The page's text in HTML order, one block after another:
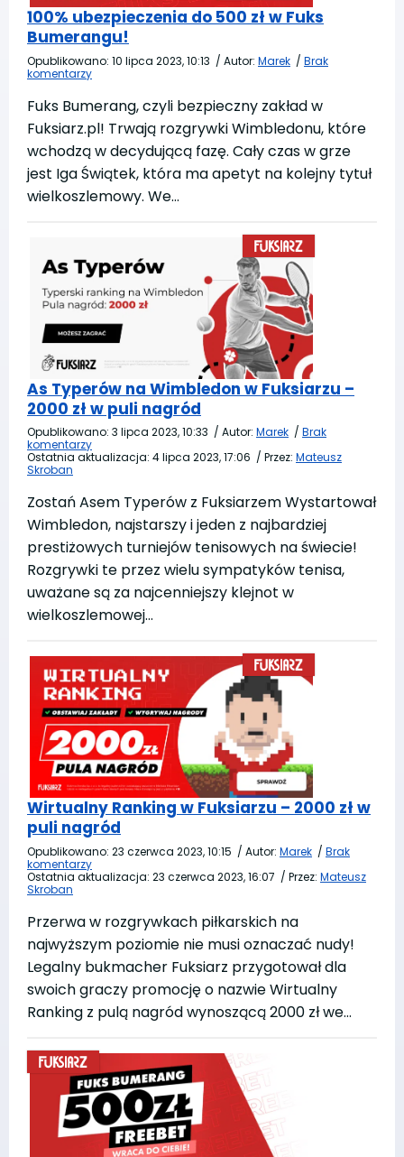
100% ubezpieczenia do 500 zł w Fuks
Bumerangu!
Opublikowano: 10 lipca 2023, 10:13 / Autor: Marek / Brak
komentarzy
Fuks Bumerang, czyli bezpieczny zakład w
Fuksiarz.pl! Trwają rozgrywki Wimbledonu, które
wchodzą w decydującą fazę. Cały czas w grze
jest Iga Świątek, która ma apetyt na kolejny tytuł
wielkoszlemowy. We…
As Typerów na Wimbledon w Fuksiarzu –
2000 zł w puli nagród
Opublikowano: 3 lipca 2023, 10:33 / Autor: Marek / Brak
komentarzy
Ostatnia aktualizacja: 4 lipca 2023, 17:06 / Przez: Mateusz
Skroban
Zostań Asem Typerów z Fuksiarzem Wystartował
Wimbledon, najstarszy i jeden z najbardziej
prestiżowych turniejów tenisowych na świecie!
Rozgrywki te przez wielu sympatyków tenisa,
uważane są za najcenniejszy klejnot w
wielkoszlemowej…
Wirtualny Ranking w Fuksiarzu – 2000 zł w
puli nagród
Opublikowano: 23 czerwca 2023, 10:15 / Autor: Marek / Brak
komentarzy
Ostatnia aktualizacja: 23 czerwca 2023, 16:07 / Przez: Mateusz
Skroban
Przerwa w rozgrywkach piłkarskich na
najwyższym poziomie nie musi oznaczać nudy!
Legalny bukmacher Fuksiarz przygotował dla
swoich graczy promocję o nazwie Wirtualny
Ranking z pulą nagród wynoszącą 2000 zł we…